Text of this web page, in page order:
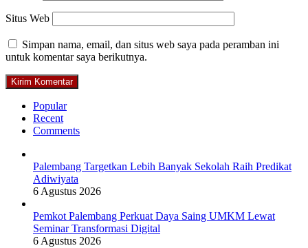
Situs Web
Simpan nama, email, dan situs web saya pada peramban ini
untuk komentar saya berikutnya.
Popular
Recent
Comments
Palembang Targetkan Lebih Banyak Sekolah Raih Predikat
Adiwiyata
6 Agustus 2026
Pemkot Palembang Perkuat Daya Saing UMKM Lewat
Seminar Transformasi Digital
6 Agustus 2026